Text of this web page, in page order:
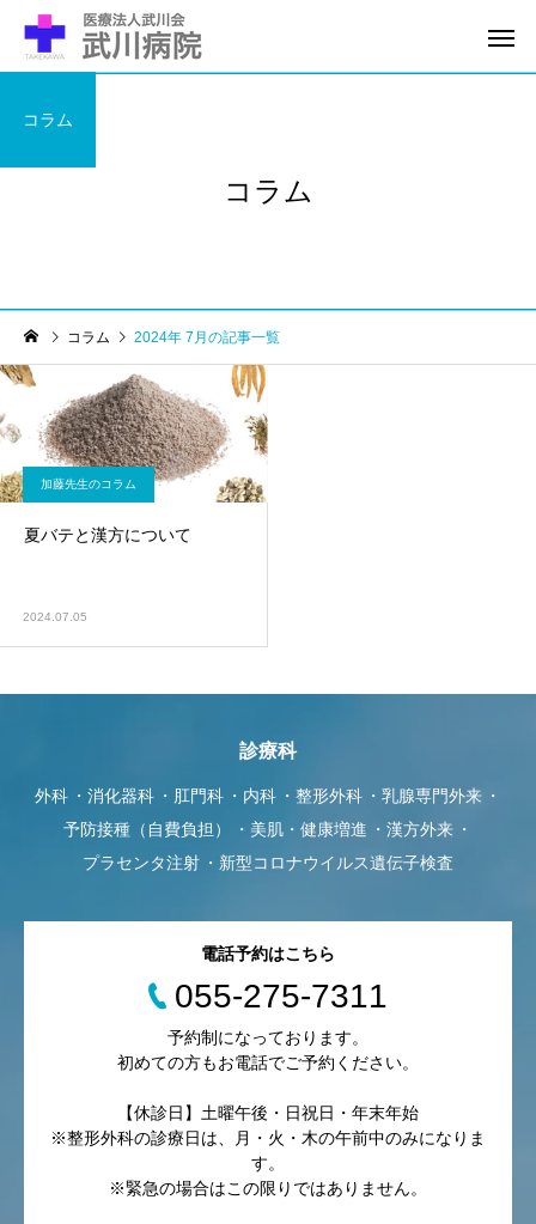
コラム
コラム
コラム 2024年 7月の記事一覧
加藤先生のコラム
夏バテと漢方について
2024.07.05
診療科
外科 消化器科 肛門科 内科 整形外科
乳腺専門外来
予防接種（自費負担）
美肌・健康増進
漢方外来
プラセンタ注射
新型コロナウイルス遺伝子検査
電話予約はこちら
055-275-7311
予約制になっております。
初めての方もお電話でご予約ください。
【休診日】土曜午後・日祝日・年末年始
※整形外科の診療日は、月・火・木の午前中のみになりま
す。
※緊急の場合はこの限りではありません。